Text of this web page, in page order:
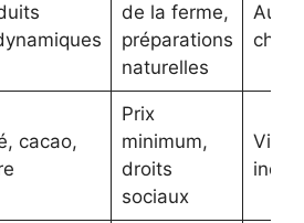
de la ferme,
préparations
naturelles
Audit
cacao,
Prix
minimum,
droits
sociaux